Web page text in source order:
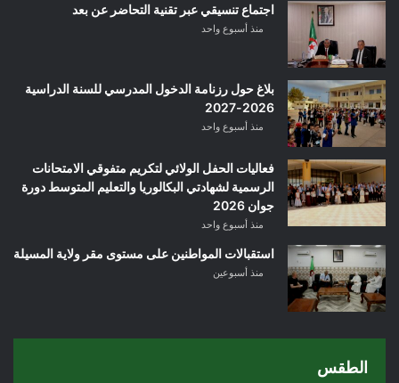
اجتماع تنسيقي عبر تقنية التحاضر عن بعد
منذ أسبوع واحد
بلاغ حول رزنامة الدخول المدرسي للسنة الدراسية
2026-2027
منذ أسبوع واحد
فعاليات الحفل الولائي لتكريم متفوقي الامتحانات
الرسمية لشهادتي البكالوريا والتعليم المتوسط دورة
جوان 2026
منذ أسبوع واحد
استقبالات المواطنين على مستوى مقر ولاية المسيلة
منذ أسبوعين
الطقس